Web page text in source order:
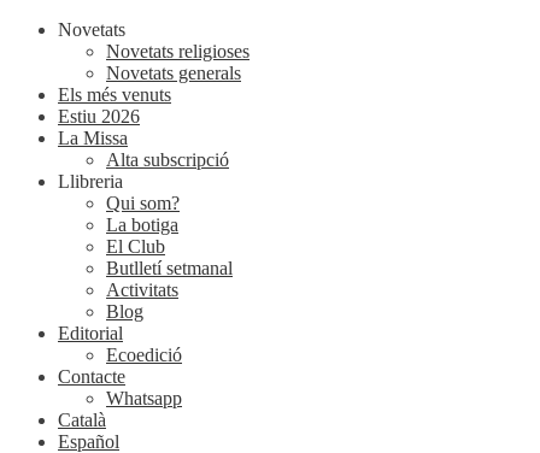
Novetats
Novetats religioses
Novetats generals
Els més venuts
Estiu 2026
La Missa
Alta subscripció
Llibreria
Qui som?
La botiga
El Club
Butlletí setmanal
Activitats
Blog
Editorial
Ecoedició
Contacte
Whatsapp
Català
Español